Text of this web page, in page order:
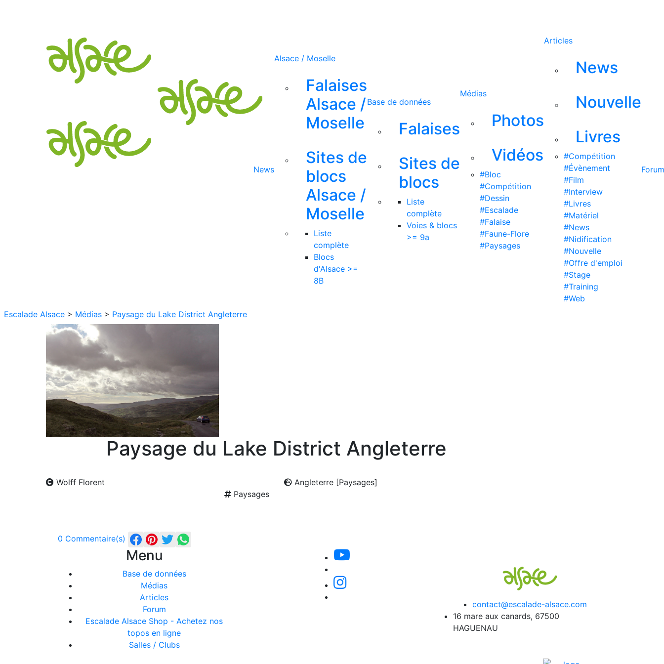
News
Alsace / Moselle
Falaises
Alsace /
Moselle
Sites de
blocs
Alsace /
Moselle
Liste
complète
Blocs
d'Alsace >=
8B
Base de données
Falaises
Sites de
blocs
Liste
complète
Voies & blocs
>= 9a
Médias
Photos
Vidéos
#Bloc
#Compétition
#Dessin
#Escalade
#Falaise
#Faune-Flore
#Paysages
Articles
News
Nouvelle
Livres
#Compétition
#Évènement
#Film
#Interview
#Livres
#Matériel
#News
#Nidification
#Nouvelle
#Offre d'emploi
#Stage
#Training
#Web
Forum
Escalade Alsace > Médias > Paysage du Lake District Angleterre
Paysage du Lake District Angleterre
Wolff Florent
Angleterre [Paysages]
Paysages
0 Commentaire(s)
Menu
Base de données
Médias
Articles
Forum
Escalade Alsace Shop - Achetez nos
topos en ligne
Salles / Clubs
contact@escalade-alsace.com
16 mare aux canards, 67500
HAGUENAU